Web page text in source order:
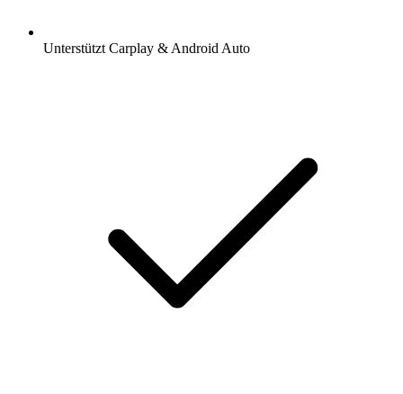
Unterstützt Carplay & Android Auto